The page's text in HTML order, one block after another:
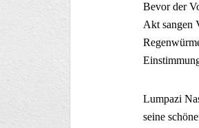
Bevor der
Akt sangen
Lumpazi
seine